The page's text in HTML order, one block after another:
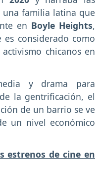
una familia latina que
en Boyle Heights,
considerado como
chicanos en
y drama para
la gentrificación, el
de un barrio se ve
un nivel económico
estrenos de cine en